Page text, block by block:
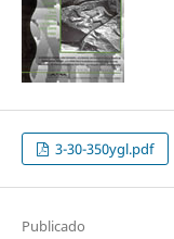
3-30-350ygl.pdf
Publicado